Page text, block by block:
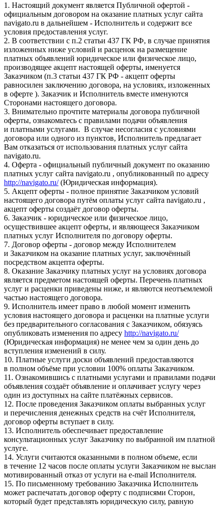
1. Настоящий документ является Публичной офертой -
официальным договором на оказание платных услуг сайта
navigato.ru в дальнейшем - Исполнитель и содержит все
условия предоставления услуг.
2. В соответствии с п.2 статьи 437 ГК РФ, в случае принятия
изложенных ниже условий и расценок на размещение
платных объявлений юридическое или физическое лицо,
производящее акцепт настоящей оферты, именуется
Заказчиком (п.3 статьи 437 ГК РФ - акцепт оферты
равносилен заключению договора, на условиях, изложенных
в оферте ). Заказчик и Исполнитель вместе именуются
Сторонами настоящего договора.
3. Внимательно прочтите материалы договора публичной
оферты, ознакомьтесь с правилами подачи объявления
и платными услугами. В случае несогласия с условиями
договора или одного из пунктов, Исполнитель предлагает
Вам отказаться от использования платных услуг сайта
navigato.ru.
4. Оферта - официальный публичный документ по оказанию
платных услуг сайта navigato.ru , опубликованный по адресу
http://navigato.ru/(Юридическая информация).
5. Акцепт оферты - полное принятие Заказчиком условий
настоящего договора путём оплаты услуг сайта navigato.ru ,
акцепт оферты создаёт договор оферты.
6. Заказчик - юридическое или физическое лицо,
осуществившее акцепт оферты, и являющееся Заказчиком
платных услуг Исполнителя по договору оферты.
7. Договор оферты - договор между Исполнителем
и Заказчиком на оказание платных услуг, заключённый
посредством акцепта оферты.
8. Оказание Заказчику платных услуг на условиях договора
является предметом настоящей оферты. Перечень платных
услуг и расценки приведены ниже, и являются неотъемлемой
частью настоящего договора.
9. Исполнитель имеет право в любой момент изменить
условия настоящего договора и расценки на платные услуги
без предварительного согласования с Заказчиком, обязуясь
опубликовать изменения по адресу http://navigato.ru/
(Юридическая информация) не менее чем за один день до
вступления изменений в силу.
10. Платные услуги доски объявлений предоставляются
в полном объёме при условии 100% оплаты Заказчиком.
11. Ознакомившись с платными услугами и правилами подачи
объявления создаёт объявление и оплачивает услугу через
один из доступных на сайте платёжных сервисов.
12. После проведения Заказчиком оплаты выбранных услуг
и перечисления денежных средств на счёт Исполнителя,
договор оферты вступает в силу.
13. Исполнитель обеспечивает предоставление
консультационных услуг Заказчику по выбранной им платной
услуге.
14. Услуги считаются оказанными в полном объеме, если
в течение 12 часов после оплаты услуги Заказчиком не выслан
мотивированный отказ от услуги на e-mail Исполнителя.
15. По письменному требованию Заказчика Исполнитель
может распечатать договор оферту с подписями Сторон,
который будет представлять юридическую силу, равную